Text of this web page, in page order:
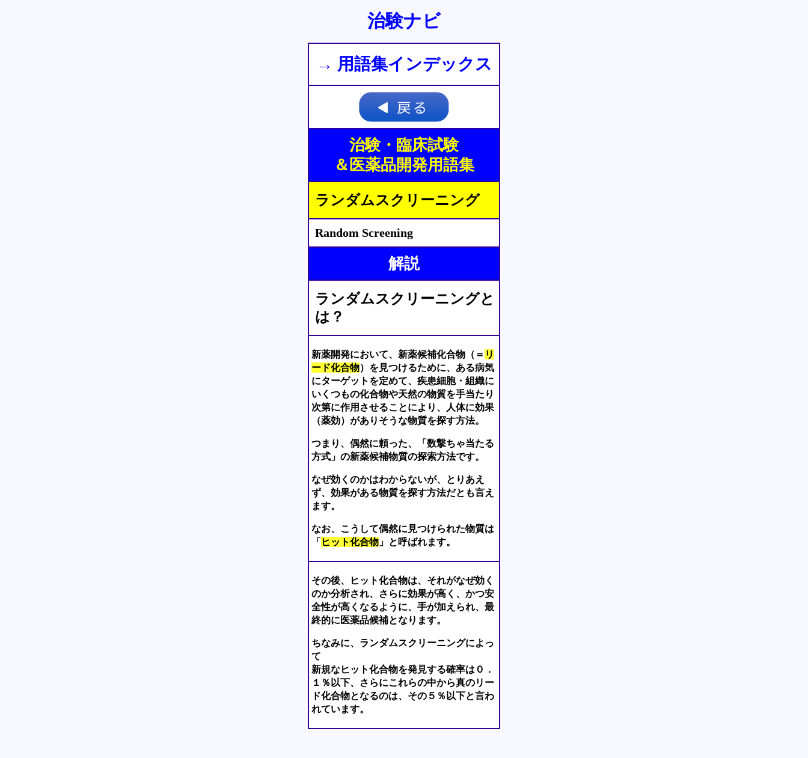
治験ナビ
→ 用語集インデックス
治験・臨床試験
＆医薬品開発用語集
ランダムスクリーニング
Random Screening
解説
ランダムスクリーニングと
は？
新薬開発において、新薬候補化合物（＝ リ
ード化合物）を見つけるために、ある病気
にターゲットを定めて、疾患細胞・組織に
いくつもの化合物や天然の物質を手当たり
次第に作用させることにより、人体に効果
（薬効）がありそうな物質を探す方法。
つまり、偶然に頼った、「数撃ちゃ当たる
方式」の新薬候補物質の探索方法です。
なぜ効くのかはわからないが、とりあえ
ず、効果がある物質を探す方法だとも言え
ます。
なお、こうして偶然に見つけられた物質は
「 ヒット化合物 」と呼ばれます。
その後、ヒット化合物は、それがなぜ効く
のか分析され、さらに効果が高く、かつ安
全性が高くなるように、手が加えられ、最
終的に医薬品候補となります。
ちなみに、ランダムスクリーニングによっ
て
新規なヒット化合物を発見する確率は０．
１％以下、さらにこれらの中から真のリー
ド化合物となるのは、その５％以下と言わ
れています。